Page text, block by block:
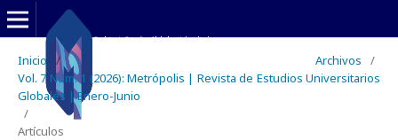
Inicio / Archivos
/
Vol. 7 Núm. 1 (2026): Metrópolis | Revista de Estudios Universitarios
Globales | Enero-Junio
/
Artículos